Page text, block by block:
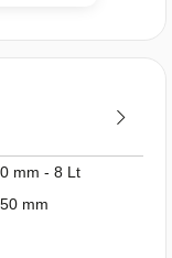
mm - 8 Lt
mm